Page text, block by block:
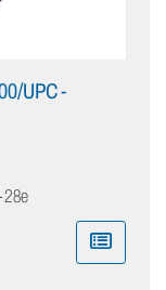
UPC -
28e